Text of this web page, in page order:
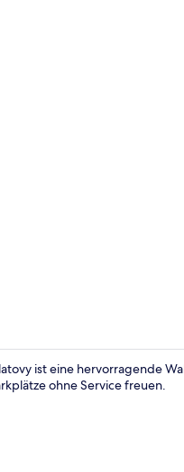
ist eine hervorragende
ohne Service freuen.